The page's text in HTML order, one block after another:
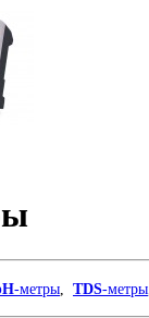
-метры TDS-метры